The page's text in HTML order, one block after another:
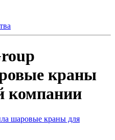
краны
компании